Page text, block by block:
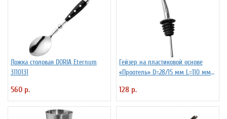
Ложка столовая DORIA Eternum
3110131
560 р.
Гейзер на пластиковой основе
«Проотель» D=28/15 мм L=110 мм
128 р.